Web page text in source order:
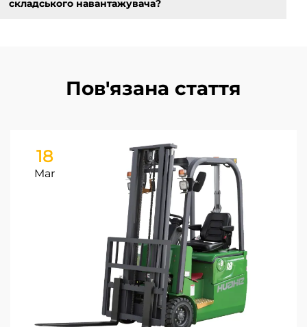
складського навантажувача?
Пов'язана стаття
18
Mar